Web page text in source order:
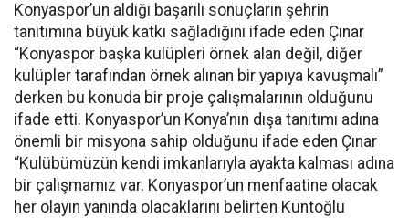
Konyaspor’un aldığı başarılı sonuçların şehrin
tanıtımına büyük katkı sağladığını ifade eden Çınar
“Konyaspor başka kulüpleri örnek alan değil, diğer
kulüpler tarafından örnek alınan bir yapıya kavuşmalı”
derken bu konuda bir proje çalışmalarının olduğunu
ifade etti. Konyaspor’un Konya’nın dışa tanıtımı adına
önemli bir misyona sahip olduğunu ifade eden Çınar
“Kulübümüzün kendi imkanlarıyla ayakta kalması adına
bir çalışmamız var. Konyaspor’un menfaatine olacak
her olayın yanında olacaklarını belirten Kuntoğlu